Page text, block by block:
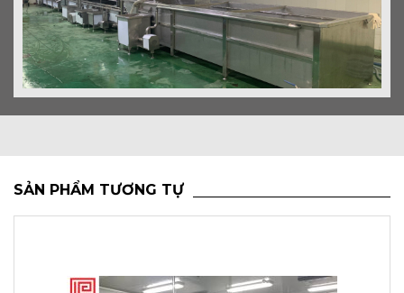
SẢN PHẨM TƯƠNG TỰ